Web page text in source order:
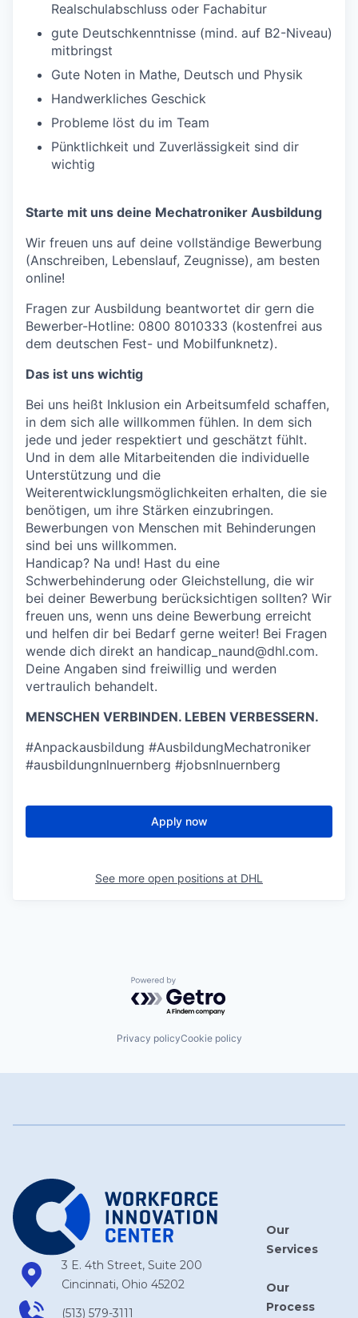
Realschulabschluss oder Fachabitur
gute Deutschkenntnisse (mind. auf B2-Niveau)
mitbringst
Gute Noten in Mathe, Deutsch und Physik
Handwerkliches Geschick
Probleme löst du im Team
Pünktlichkeit und Zuverlässigkeit sind dir
wichtig
Starte mit uns deine Mechatroniker Ausbildung
Wir freuen uns auf deine vollständige Bewerbung
(Anschreiben, Lebenslauf, Zeugnisse), am besten
online!
Fragen zur Ausbildung beantwortet dir gern die
Bewerber-Hotline: 0800 8010333 (kostenfrei aus
dem deutschen Fest- und Mobilfunknetz).
Das ist uns wichtig
Bei uns heißt Inklusion ein Arbeitsumfeld schaffen,
in dem sich alle willkommen fühlen. In dem sich
jede und jeder respektiert und geschätzt fühlt.
Und in dem alle Mitarbeitenden die individuelle
Unterstützung und die
Weiterentwicklungsmöglichkeiten erhalten, die sie
benötigen, um ihre Stärken einzubringen.
Bewerbungen von Menschen mit Behinderungen
sind bei uns willkommen.
Handicap? Na und! Hast du eine
Schwerbehinderung oder Gleichstellung, die wir
bei deiner Bewerbung berücksichtigen sollten? Wir
freuen uns, wenn uns deine Bewerbung erreicht
und helfen dir bei Bedarf gerne weiter! Bei Fragen
wende dich direkt an handicap_naund@dhl.com.
Deine Angaben sind freiwillig und werden
vertraulich behandelt.
MENSCHEN VERBINDEN. LEBEN VERBESSERN.
#Anpackausbildung #AusbildungMechatroniker
#ausbildungnlnuernberg #jobsnlnuernberg
Apply now
See more open positions at DHL
Powered by Getro.com
Privacy policyCookie policy
3 E. 4th Street, Suite 200
Cincinnati, Ohio 45202
(513) 579-3111
Our
Services
Our
Process